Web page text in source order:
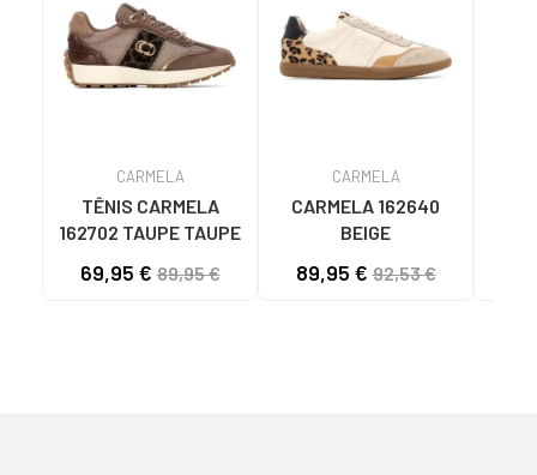
CARMELA
TÊNIS CARMELA
162702 TAUPE TAUPE
69,95 €89,95 €
CARMELA
CARMELA 162640
BEIGE
89,95 €92,53 €